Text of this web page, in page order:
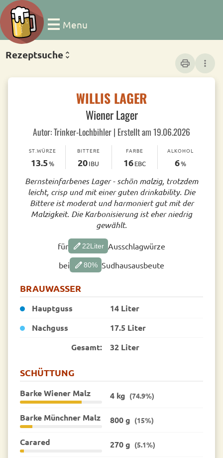
Menu
Rezeptsuche
print more_vert
WILLIS LAGER
Wiener Lager
Autor: Trinker-Lochbihler | Erstellt am 19.06.2026
ST.WÜRZE
13.5%
BITTERE
20IBU
FARBE
16EBC
ALKOHOL
6%
Bernsteinfarbenes Lager - schön malzig, trotzdem
leicht, crisp und mit einer guten drinkability. Die
Bittere ist moderat und harmoniert gut mit der
Malzigkeit. Die Karbonisierung ist eher niedrig
gewählt.
für edit 22Liter Ausschlagwürze
bei edit80% Sudhausausbeute
BRAUWASSER
Hauptguss
14 Liter
Nachguss
17.5 Liter
Gesamt:
32 Liter
SCHÜTTUNG
Barke Wiener Malz 4 kg (74.9%)
Barke Münchner Malz 800 g (15%)
Carared 270 g (5.1%)